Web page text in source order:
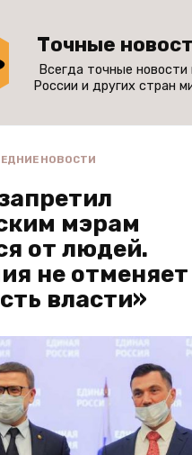
Точные
Всегда точные новости
России и других стран
НОВОСТИ
мэрам
от людей.
не отменяет
власти»